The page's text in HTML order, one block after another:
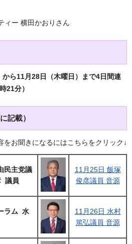
ィー 横田かおりさん
ら11月28日（木曜日）まで4日間連
21分）
記載）
をお聞きになるにはこちらをクリック↓
民主党議
議員
11月25日 飯塚
俊彦議員 音源
ラム 水
11月26日 水村
篤弘議員 音源